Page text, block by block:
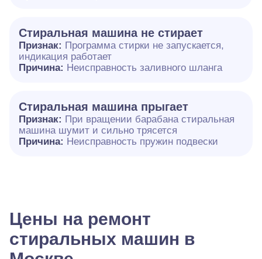
Стиральная машина не стирает
Признак: Программа стирки не запускается,
индикация работает
Причина: Неисправность заливного шланга
Стиральная машина прыгает
Признак: При вращении барабана стиральная
машина шумит и сильно трясется
Причина: Неисправность пружин подвески
Цены на ремонт
стиральных машин в